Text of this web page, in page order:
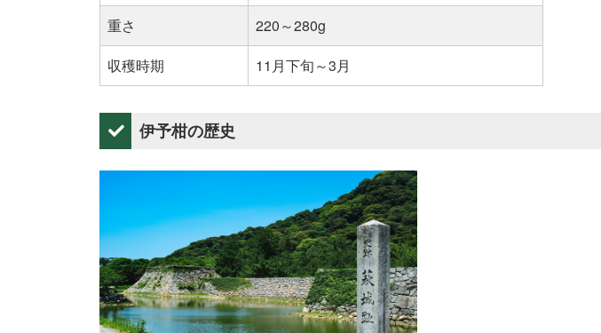
重さ
220～280g
収穫時期
11月下旬～3月
伊予柑の歴史